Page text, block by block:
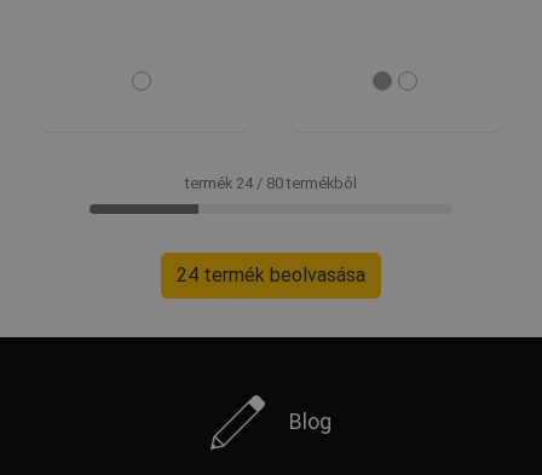
termék 24 / 80 termékből
24 termék beolvasása
Blog